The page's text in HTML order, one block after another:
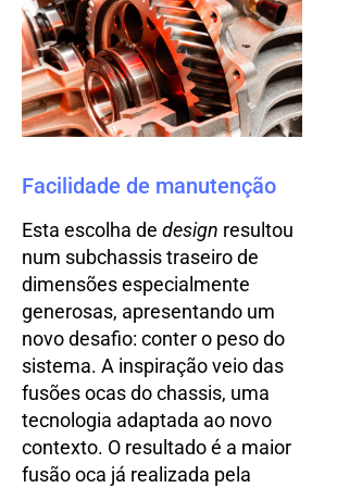
Facilidade de manutenção
Esta escolha de design resultou
num subchassis traseiro de
dimensões especialmente
generosas, apresentando um
novo desafio: conter o peso do
sistema. A inspiração veio das
fusões ocas do chassis, uma
tecnologia adaptada ao novo
contexto. O resultado é a maior
fusão oca já realizada pela